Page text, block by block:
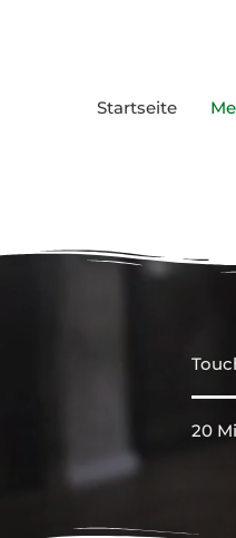
Startseite
20